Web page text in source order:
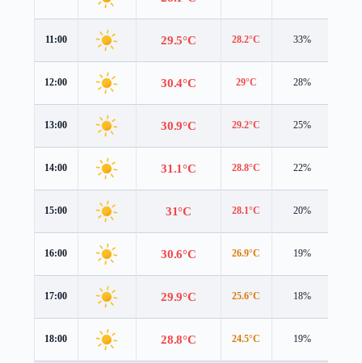
11:00 29.5°C 28.2°C 33%
12:00 30.4°C 29°C 28%
13:00 30.9°C 29.2°C 25%
14:00 31.1°C 28.8°C 22%
15:00 31°C 28.1°C 20%
16:00 30.6°C 26.9°C 19%
17:00 29.9°C 25.6°C 18%
18:00 28.8°C 24.5°C 19%